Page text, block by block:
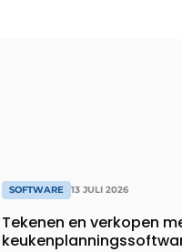
SOFTWARE 13 JULI 2026
Tekenen en verkopen